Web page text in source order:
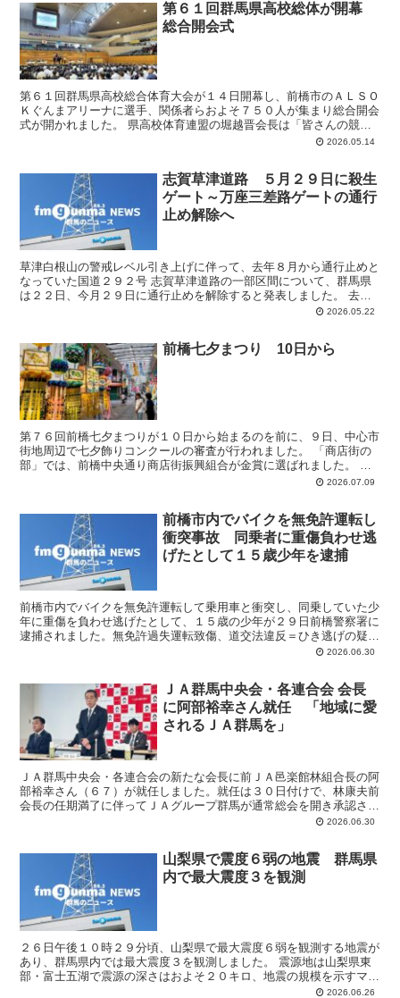
第６１回群馬県高校総体が開幕
総合開会式
第６１回群馬県高校総合体育大会が１４日開幕し、前橋市のＡＬＳＯ
Ｋぐんまアリーナに選手、関係者らおよそ７５０人が集まり総合開会
式が開かれました。 県高校体育連盟の堀越晋会長は「皆さんの競技
する姿を通して群馬県に勇気と感動、夢や笑顔を届けてくだ...2026.05.14
志賀草津道路 ５月２９日に殺生
ゲート～万座三差路ゲートの通行
止め解除へ
草津白根山の警戒レベル引き上げに伴って、去年８月から通行止めと
なっていた国道２９２号 志賀草津道路の一部区間について、群馬県
は２２日、今月２９日に通行止めを解除すると発表しました。 去年
８月、群馬県と長野県の県境にある草津白根山・湯釜付近の...2026.05.22
前橋七夕まつり 10日から
第７６回前橋七夕まつりが１０日から始まるのを前に、９日、中心市
街地周辺で七夕飾りコンクールの審査が行われました。 「商店街の
部」では、前橋中央通り商店街振興組合が金賞に選ばれました。 ま
た、「商店街・個店の部」では鈴木ストアの「玉響」、「一...2026.07.09
前橋市内でバイクを無免許運転し
衝突事故 同乗者に重傷負わせ逃
げたとして１５歳少年を逮捕
前橋市内でバイクを無免許運転して乗用車と衝突し、同乗していた少
年に重傷を負わせ逃げたとして、１５歳の少年が２９日前橋警察署に
逮捕されました。無免許過失運転致傷、道交法違反＝ひき逃げの疑い
で逮捕されたのは、前橋市に住む１５歳の無職の少年です。...2026.06.30
ＪＡ群馬中央会・各連合会 会長
に阿部裕幸さん就任 「地域に愛
されるＪＡ群馬を」
ＪＡ群馬中央会・各連合会の新たな会長に前ＪＡ邑楽館林組合長の阿
部裕幸さん（６７）が就任しました。就任は３０日付けで、林康夫前
会長の任期満了に伴ってＪＡグループ群馬が通常総会を開き承認され
たもので、任期は３年間です。 記者会見で阿部新会長は「...2026.06.30
山梨県で震度６弱の地震 群馬県
内で最大震度３を観測
２６日午後１０時２９分頃、山梨県で最大震度６弱を観測する地震が
あり、群馬県内では最大震度３を観測しました。 震源地は山梨県東
部・富士五湖で震源の深さはおよそ２０キロ、地震の規模を示すマグ
ニチュードは５．６と推定されています。 この地震で群馬...2026.06.26